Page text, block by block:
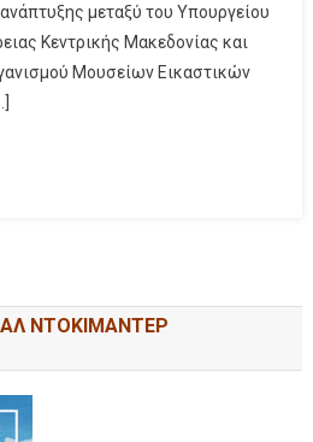
μεταξύ του Υπουργείου
Κεντρικής Μακεδονίας και
Μουσείων Εικαστικών
ΝΤΟΚΙΜΑΝΤΕΡ